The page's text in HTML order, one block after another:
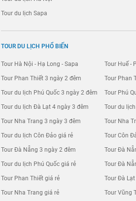
Tour du lịch Sapa
TOUR DU LỊCH PHỔ BIẾN
Tour Hà Nội - Hạ Long - Sapa Tour Huế -
Tour Phan Thiết 3 ngày 2 đêm Tour Phan
Tour du lịch Phú Quốc 3 ngày 2 đêm Tour Phú
Tour du lịch Đà Lạt 4 ngày 3 đêm Tour du
Tour Nha Trang 3 ngày 3 đêm Tour Nha
Tour du lịch Côn Đảo giá rẻ Tour Côn
Tour Đà Nẵng 3 ngày 2 đêm Tour Đà
Tour du lịch Phú Quốc giá rẻ Tour Đà
Tour Phan Thiết giá rẻ Tour Đà
Tour Nha Trang giá rẻ Tour Vũng